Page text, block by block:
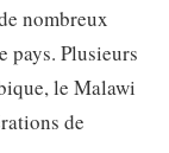
nombreux
pays. Plusieurs
le Malawi
de